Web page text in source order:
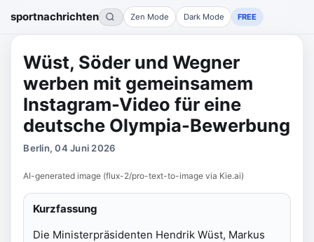
sportnachrichten Zen Mode Dark Mode FREE
Wüst, Söder und Wegner
werben mit gemeinsamem
Instagram-Video für eine
deutsche Olympia-Bewerbung
Berlin, 04 Juni 2026
AI-generated image (flux-2/pro-text-to-image via Kie.ai)
Kurzfassung
Die Ministerpräsidenten Hendrik Wüst, Markus